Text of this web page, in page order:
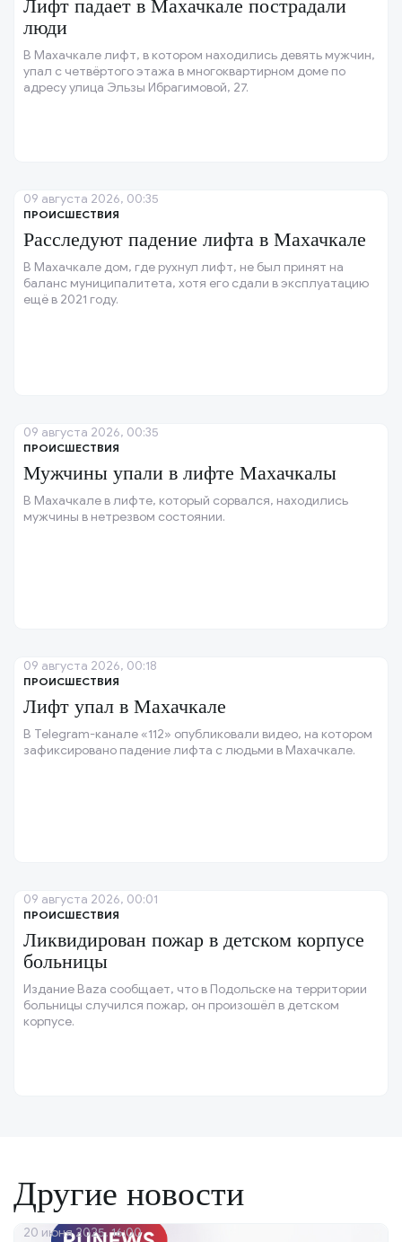
Лифт падает в Махачкале пострадали
люди
В Махачкале лифт, в котором находились девять мужчин,
упал с четвёртого этажа в многоквартирном доме по
адресу улица Эльзы Ибрагимовой, 27.
ПРОИСШЕСТВИЯ
Расследуют падение лифта в Махачкале
В Махачкале дом, где рухнул лифт, не был принят на
баланс муниципалитета, хотя его сдали в эксплуатацию
ещё в 2021 году.
09 августа 2026, 00:35
ПРОИСШЕСТВИЯ
Мужчины упали в лифте Махачкалы
В Махачкале в лифте, который сорвался, находились
мужчины в нетрезвом состоянии.
09 августа 2026, 00:35
ПРОИСШЕСТВИЯ
Лифт упал в Махачкале
В Telegram-канале «112» опубликовали видео, на котором
зафиксировано падение лифта с людьми в Махачкале.
09 августа 2026, 00:18
ПРОИСШЕСТВИЯ
Ликвидирован пожар в детском корпусе
больницы
Издание Baza сообщает, что в Подольске на территории
больницы случился пожар, он произошёл в детском
корпусе.
09 августа 2026, 00:01
Другие новости
20 июня 2025, 16:00